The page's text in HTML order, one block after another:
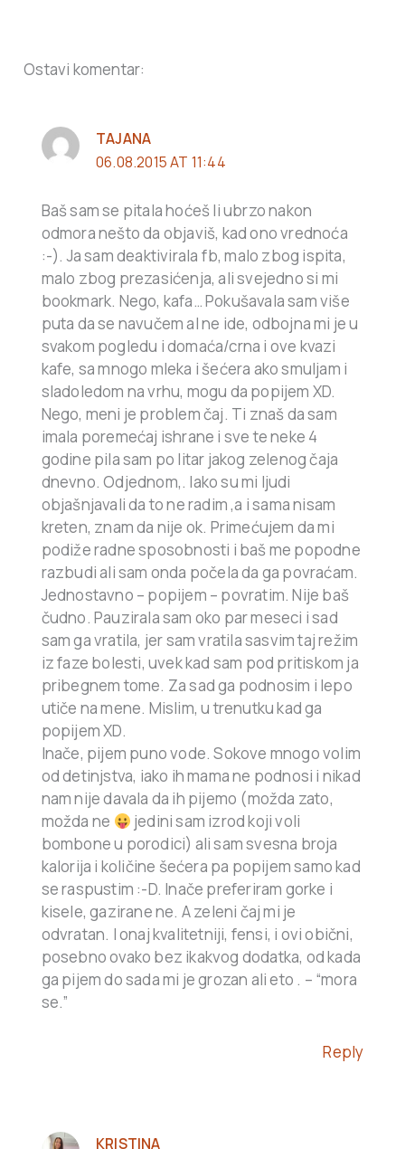
Ostavi komentar:
TAJANA
06.08.2015 AT 11:44
Baš sam se pitala hoćeš li ubrzo nakon
odmora nešto da objaviš, kad ono vrednoća
:-). Ja sam deaktivirala fb, malo zbog ispita,
malo zbog prezasićenja, ali svejedno si mi
bookmark. Nego, kafa… Pokušavala sam više
puta da se navučem al ne ide, odbojna mi je u
svakom pogledu i domaća/crna i ove kvazi
kafe, sa mnogo mleka i šećera ako smuljam i
sladoledom na vrhu, mogu da popijem XD.
Nego, meni je problem čaj. Ti znaš da sam
imala poremećaj ishrane i sve te neke 4
godine pila sam po litar jakog zelenog čaja
dnevno. Odjednom,. Iako su mi ljudi
objašnjavali da to ne radim ,a i sama nisam
kreten, znam da nije ok. Primećujem da mi
podiže radne sposobnosti i baš me popodne
razbudi ali sam onda počela da ga povraćam.
Jednostavno – popijem – povratim. Nije baš
čudno. Pauzirala sam oko par meseci i sad
sam ga vratila, jer sam vratila sasvim taj režim
iz faze bolesti, uvek kad sam pod pritiskom ja
pribegnem tome. Za sad ga podnosim i lepo
utiče na mene. Mislim, u trenutku kad ga
popijem XD.
Inače, pijem puno vode. Sokove mnogo volim
od detinjstva, iako ih mama ne podnosi i nikad
nam nije davala da ih pijemo (možda zato,
možda ne
jedini sam izrod koji voli
bombone u porodici) ali sam svesna broja
kalorija i količine šećera pa popijem samo kad
se raspustim :-D. Inače preferiram gorke i
kisele, gazirane ne. A zeleni čaj mi je
odvratan. I onaj kvalitetniji, fensi, i ovi obični,
posebno ovako bez ikakvog dodatka, od kada
ga pijem do sada mi je grozan ali eto . – “mora
se.”
Reply
KRISTINA